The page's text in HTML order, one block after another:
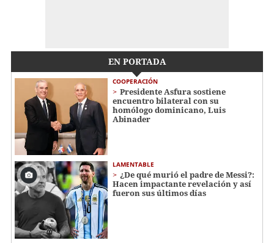
EN PORTADA
COOPERACIÓN
Presidente Asfura sostiene
encuentro bilateral con su
homólogo dominicano, Luis
Abinader
LAMENTABLE
¿De qué murió el padre de Messi?:
Hacen impactante revelación y así
fueron sus últimos días